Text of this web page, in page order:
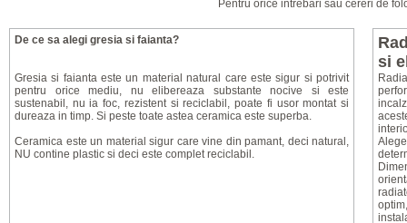
Pentru orice intrebari sau cereri de
De ce sa alegi gresia si faianta?
Gresia si faianta este un material natural care este sigur si potrivit
pentru orice mediu, nu elibereaza substante nocive si este
sustenabil, nu ia foc, rezistent si reciclabil, poate fi usor montat si
dureaza in timp. Si peste toate astea ceramica este superba.
Ceramica este un material sigur care vine din pamant, deci natural,
NU contine plastic si deci este complet reciclabil.
si